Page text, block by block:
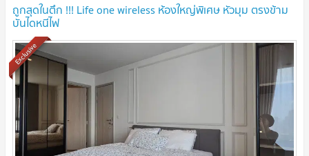
ถูกสุดในตึก !!! Life one wireless ห้องใหญ่พิเศษ หัวมุม ตรงข้าม
บันไดหนีไฟ
Exclusive